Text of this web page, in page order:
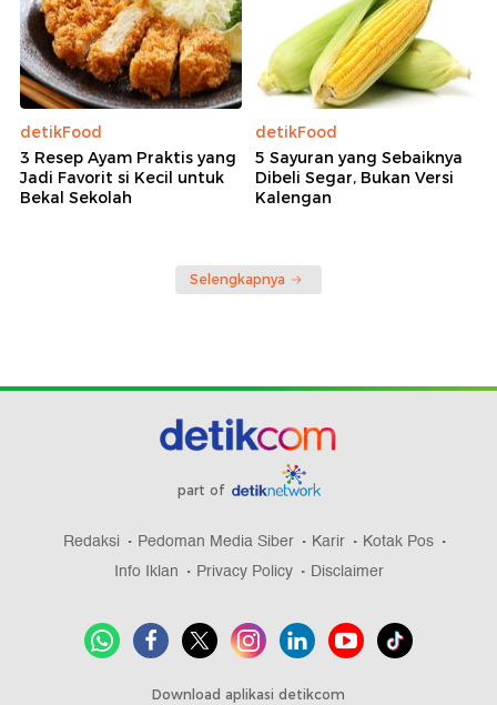
detikFood
3 Resep Ayam Praktis yang
Jadi Favorit si Kecil untuk
Bekal Sekolah
detikFood
5 Sayuran yang Sebaiknya
Dibeli Segar, Bukan Versi
Kalengan
Selengkapnya
part of
Redaksi Pedoman Media Siber Karir
Kotak Pos
Info Iklan
Privacy Policy Disclaimer
Download aplikasi detikcom